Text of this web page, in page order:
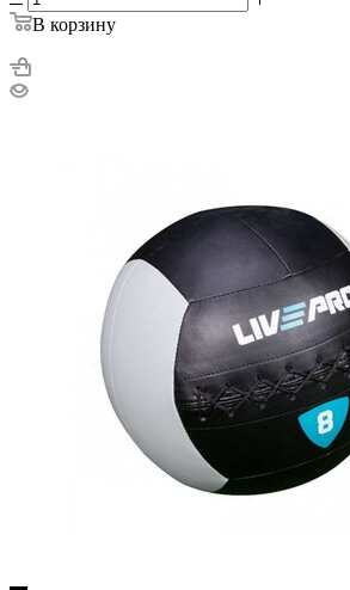
В корзину